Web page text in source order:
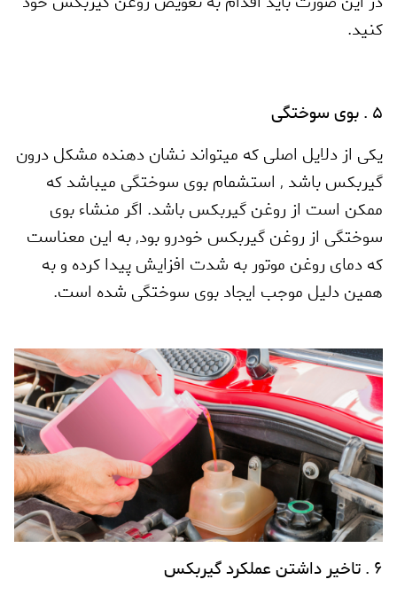
کنید.
5 . بوی سوختگی
یکی از دلایل اصلی که میتواند نشان دهنده مشکل درون
گیربکس باشد , استشمام بوی سوختگی میباشد که
ممکن است از روغن گیربکس باشد. اگر منشاء بوی
سوختگی از روغن گیربکس خودرو بود,به این معناست
که دمای روغن موتور به شدت افزایش پیدا کرده و به
همین دلیل موجب ایجاد بوی سوختگی شده است.
6 . تاخیر داشتن عملکرد گیربکس